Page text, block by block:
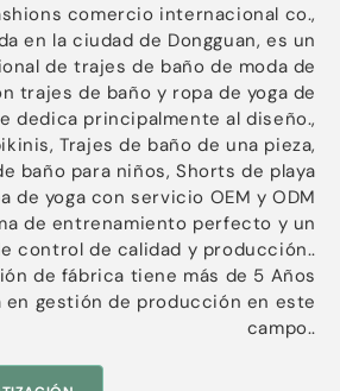
comercio internacional co.,
en la ciudad de Dongguan, es un
de trajes de baño de moda de
trajes de baño y ropa de yoga de
dedica principalmente al diseño.,
Trajes de baño de una pieza,
baño para niños, Shorts de playa
de yoga con servicio OEM y ODM
de entrenamiento perfecto y un
control de calidad y producción..
de fábrica tiene más de 5 Años
en gestión de producción en este
campo..